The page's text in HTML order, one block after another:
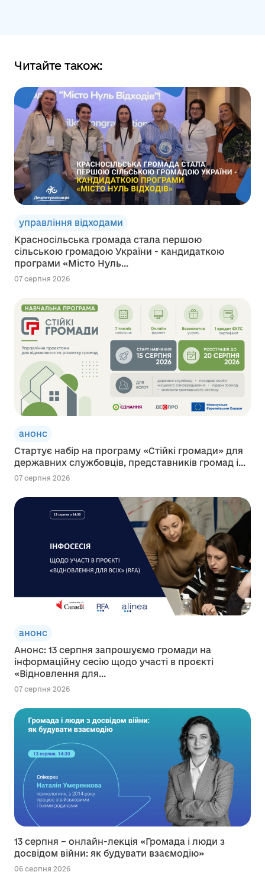
Читайте також:
управління відходами
Красносільська громада стала першою
сільською громадою України - кандидаткою
програми «Місто Нуль...
07 серпня 2026
анонс
Стартує набір на програму «Стійкі громади» для
державних службовців, представників громад і...
07 серпня 2026
анонс
Анонс: 13 серпня запрошуємо громади на
інформаційну сесію щодо участі в проєкті
«Відновлення для...
07 серпня 2026
13 серпня – онлайн-лекція «Громада і люди з
досвідом війни: як будувати взаємодію»
06 серпня 2026